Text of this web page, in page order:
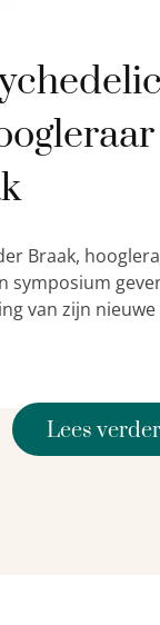
Braak,
symposium
van zijn nieuwe
Lees verder